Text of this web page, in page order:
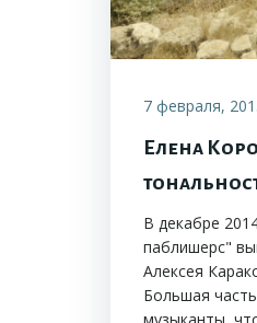
7 февраля,
Елена
В декабре
паблишерс"
Алексея
Большая